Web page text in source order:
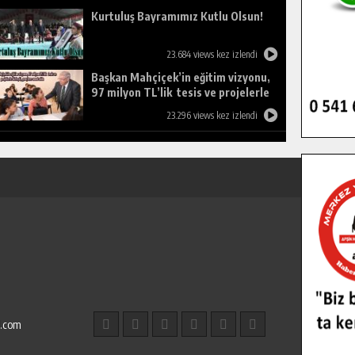
Kurtuluş Bayramımız Kutlu Olsun!
23.684 views kez izlendi
Başkan Mahçiçek’in eğitim vizyonu,
97 milyon TL’lik tesis ve projelerle
23.296 views kez izlendi